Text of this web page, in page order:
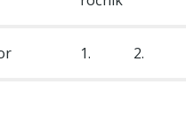
1. 2.